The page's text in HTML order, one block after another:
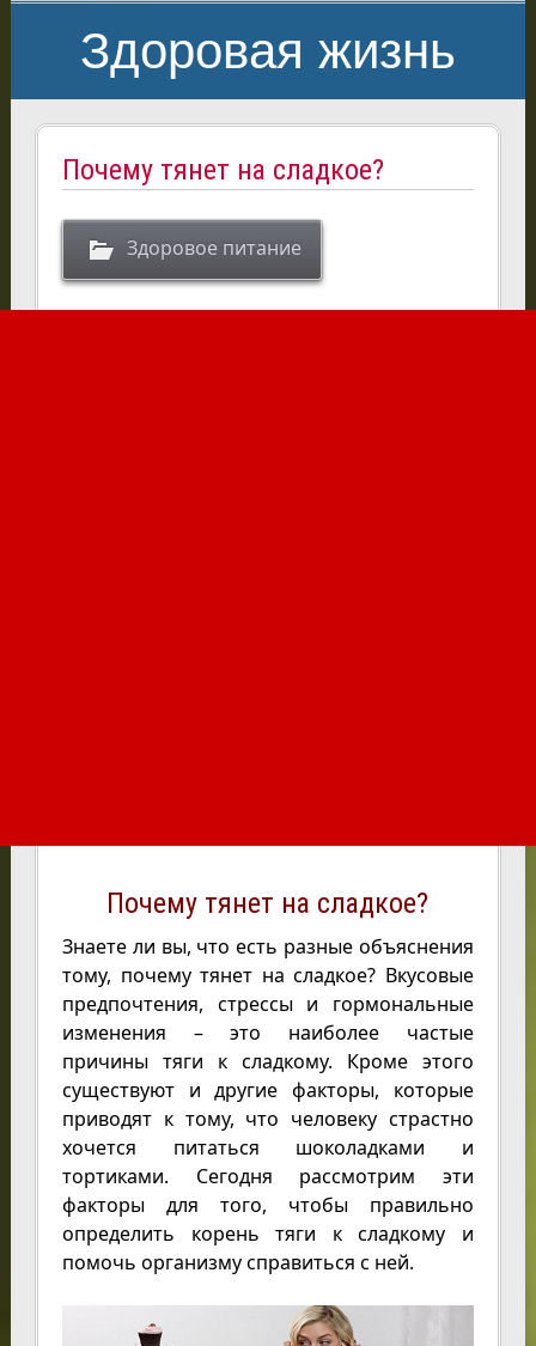
Здоровая жизнь
Почему тянет на сладкое?
Здоровое питание
Почему тянет на сладкое?
Знаете ли вы, что есть разные объяснения
тому, почему тянет на сладкое? Вкусовые
предпочтения, стрессы и гормональные
изменения – это наиболее частые
причины тяги к сладкому. Кроме этого
существуют и другие факторы, которые
приводят к тому, что человеку страстно
хочется питаться шоколадками и
тортиками. Сегодня рассмотрим эти
факторы для того, чтобы правильно
определить корень тяги к сладкому и
помочь организму справиться с ней.